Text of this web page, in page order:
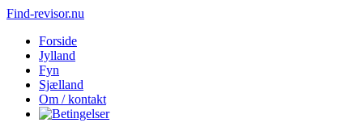
Find-revisor.nu
Forside
Jylland
Fyn
Sjælland
Om / kontakt